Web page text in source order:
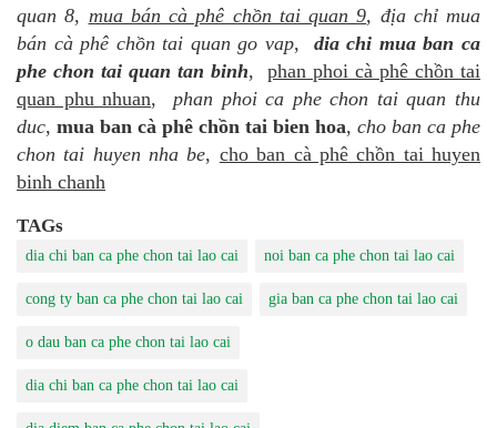
quan 8, mua bán cà phê chồn tai quan 9, địa chỉ mua
bán cà phê chồn tai quan go vap, dia chi mua ban ca
phe chon tai quan tan binh, phan phoi cà phê chồn tai
quan phu nhuan, phan phoi ca phe chon tai quan thu
duc, mua ban cà phê chồn tai bien hoa, cho ban ca phe
chon tai huyen nha be, cho ban cà phê chồn tai huyen
binh chanh
TAGs
dia chi ban ca phe chon tai lao cai noi ban ca phe chon tai lao cai
cong ty ban ca phe chon tai lao cai gia ban ca phe chon tai lao cai
o dau ban ca phe chon tai lao cai
dia chi ban ca phe chon tai lao cai